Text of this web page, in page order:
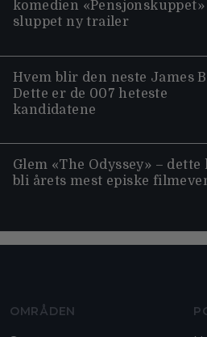
komedien
sluppet ny trailer
Hvem blir den neste James
Dette er de 007 heteste
kandidatene
Glem «The Odyssey» – dette
bli årets mest episke
OMRÅDEN